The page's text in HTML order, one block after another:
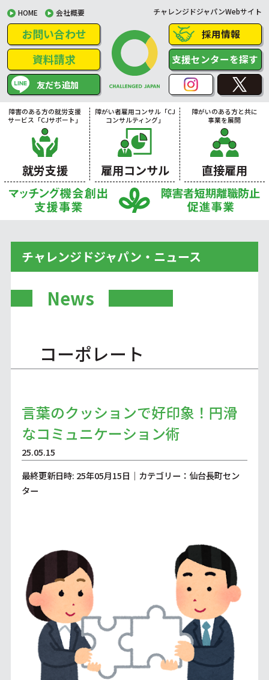
HOME 会社概要 チャレンジドジャパンWebサイト
お問い合わせ
資料請求
友だち追加
採用情報
支援センターを探す
障害のある方の就労支援
サービス「CJサポート」
就労支援
障がい者雇用コンサル「CJ
コンサルティング」
雇用コンサル
障がいのある方と共に
事業を展開
直接雇用
チャレンジドジャパン・ニュース
News
コーポレート
言葉のクッションで好印象！円滑
なコミュニケーション術
25.05.15
最終更新日時: 25年05月15日｜カテゴリー：仙台長町セン
ター